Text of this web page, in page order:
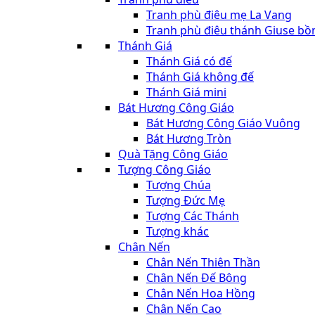
Tranh phù điêu mẹ La Vang
Tranh phù điêu thánh Giuse
Thánh Giá
Thánh Giá có đế
Thánh Giá không đế
Thánh Giá mini
Bát Hương Công Giáo
Bát Hương Công Giáo Vuông
Bát Hương Tròn
Quà Tặng Công Giáo
Tượng Công Giáo
Tượng Chúa
Tượng Đức Mẹ
Tượng Các Thánh
Tượng khác
Chân Nến
Chân Nến Thiên Thần
Chân Nến Đế Bông
Chân Nến Hoa Hồng
Chân Nến Cao